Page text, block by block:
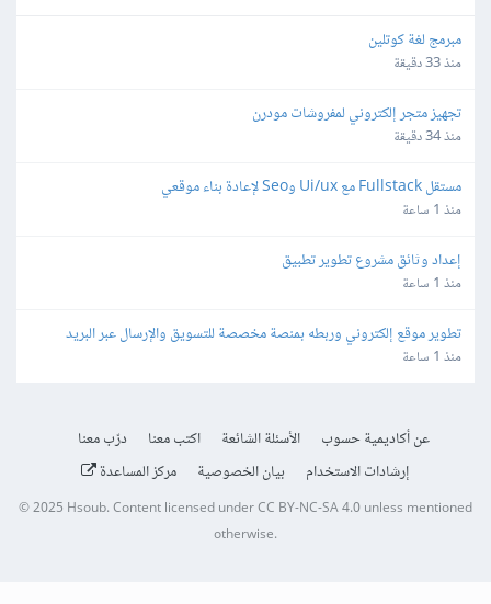
مبرمج لغة كوتلين
منذ 33 دقيقة
تجهيز متجر إلكتروني لمفروشات مودرن
منذ 34 دقيقة
مستقل Fullstack مع Ui/ux وSeo لإعادة بناء موقعي
منذ 1 ساعة
إعداد وثائق مشروع تطوير تطبيق
منذ 1 ساعة
الإلكتروني
منذ 1 ساعة
عن أكاديمية حسوب الأسئلة الشائعة اكتب معنا
درّب معنا
إرشادات الاستخدام
بيان الخصوصية مركز المساعدة
© 2025 Hsoub.Content licensed underCC BY-NC-SA 4.0unless mentioned
otherwise.